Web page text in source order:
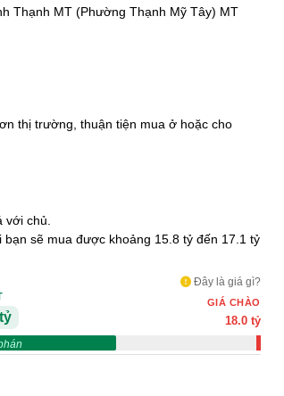
Thạnh MT (Phường Thạnh Mỹ Tây) MT
thị trường, thuận tiện mua ở hoặc cho
chủ.
sẽ mua được khoảng 15.8 tỷ đến 17.1 tỷ
Đây là giá gì?
GIÁ CHÀO
18.0 tỷ